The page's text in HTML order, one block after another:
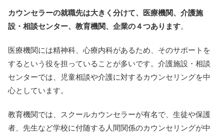
カウンセラーの就職先は大きく分けて、医療機関、介護施
設・相談センター、教育機関、企業の４つあります。
医療機関には精神科、心療内科があるため、そのサポートを
するという役を担っていることが多いです。介護施設・相談
センターでは、児童相談や介護に対するカウンセリングを中
心としています。
教育機関では、スクールカウンセラーが有名で、生徒や保護
者、先生など学校に付随する人間関係のカウンセリングが中